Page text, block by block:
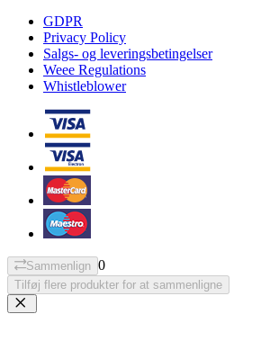
GDPR
Privacy Policy
Salgs- og leveringsbetingelser
Weee Regulations
Whistleblower
Sammenlign 0
Tilføj flere produkter for at sammenligne